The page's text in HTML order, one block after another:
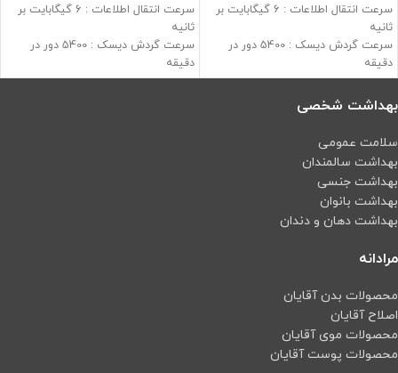
سرعت انتقال اطلاعات : 6 گیگابایت بر
ثانیه
سرعت گردش دیسک : 5400 دور در
دقیقه
قابلیت ذخیره سازی در طول شبانه روز
مناسب برای مانیتورینگ و دوربین های
مدار بسته
ذخیره سازی فیلم و عکس با طول عمر
سرعت انتقال اطلاعات : 6 گیگابایت بر
ثانیه
سرعت گردش دیسک : 5400 دور در
دقیقه
قابلیت ذخیره سازی در طول شبانه روز
بهداشت شخصی
سلامت عمومی
بهداشت سالمندان
بهداشت جنسی
بهداشت بانوان
بهداشت دهان و دندان
مرادانه
محصولات بدن آقایان
اصلاح آقایان
محصولات موی آقایان
محصولات پوست آقایان